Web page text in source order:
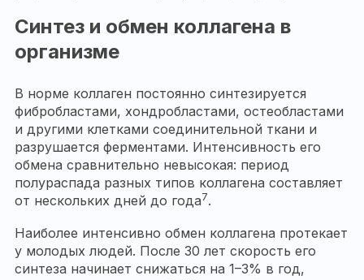
Синтез и обмен коллагена в
организме
В норме коллаген постоянно синтезируется
фибробластами, хондробластами, остеобластами
и другими клетками соединительной ткани и
разрушается ферментами. Интенсивность его
обмена сравнительно невысокая: период
полураспада разных типов коллагена составляет
от нескольких дней до года7.
Наиболее интенсивно обмен коллагена протекает
у молодых людей. После 30 лет скорость его
синтеза начинает снижаться на 1–3% в год,